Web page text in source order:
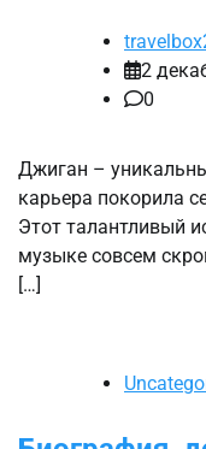
2
0
Джиган –
карьера покорила
Этот талантливый
музыке совсем
[…]